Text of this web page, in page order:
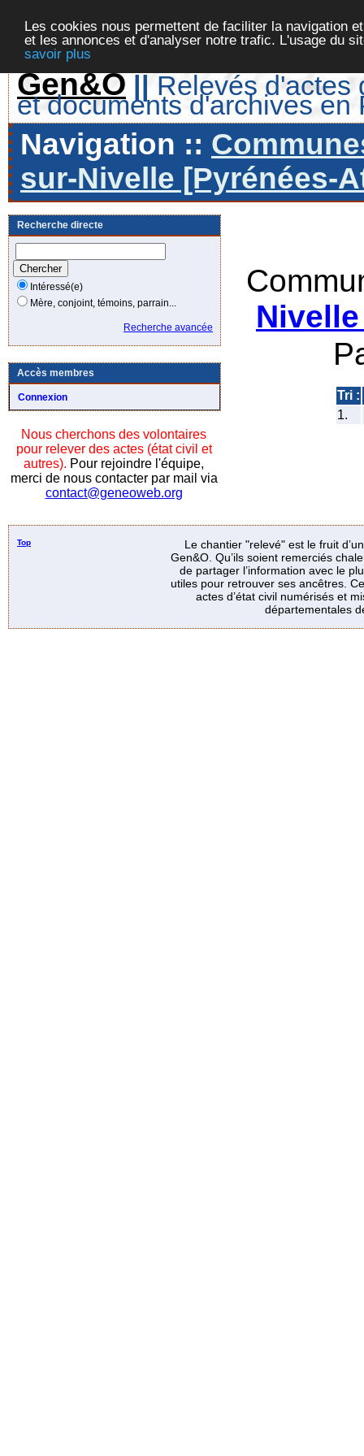
Les cookies nous permettent de faciliter la navigation
et les annonces et d'analyser notre trafic. L'usage du
savoir plus
Gen&O || Relevés d'actes
et documents d'archives en
Navigation ::
sur-Nivelle [Pyrénées-
Recherche directe
Intéressé(e)
Mère, conjoint, témoins, parrain...
Recherche avancée
Accès membres
Connexion
Nous cherchons des volontaires
pour relever des actes (état civil et
autres). Pour rejoindre l'équipe,
merci de nous contacter par mail via
contact@geneoweb.org
Tri :
1.
Top
Le chantier "relevé" est le fruit
Gen&O. Qu’ils soient remerciés
de partager l’information avec le
utiles pour retrouver ses ancêtres.
actes d’état civil numérisés et
départementales